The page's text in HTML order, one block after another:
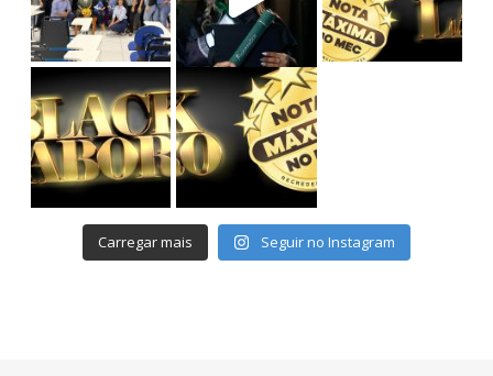
Cursos de Graduação: até 75% OFF
Pós-Graduação: até 55% OFF
Avanc
Carregar mais Seguir no Instagram